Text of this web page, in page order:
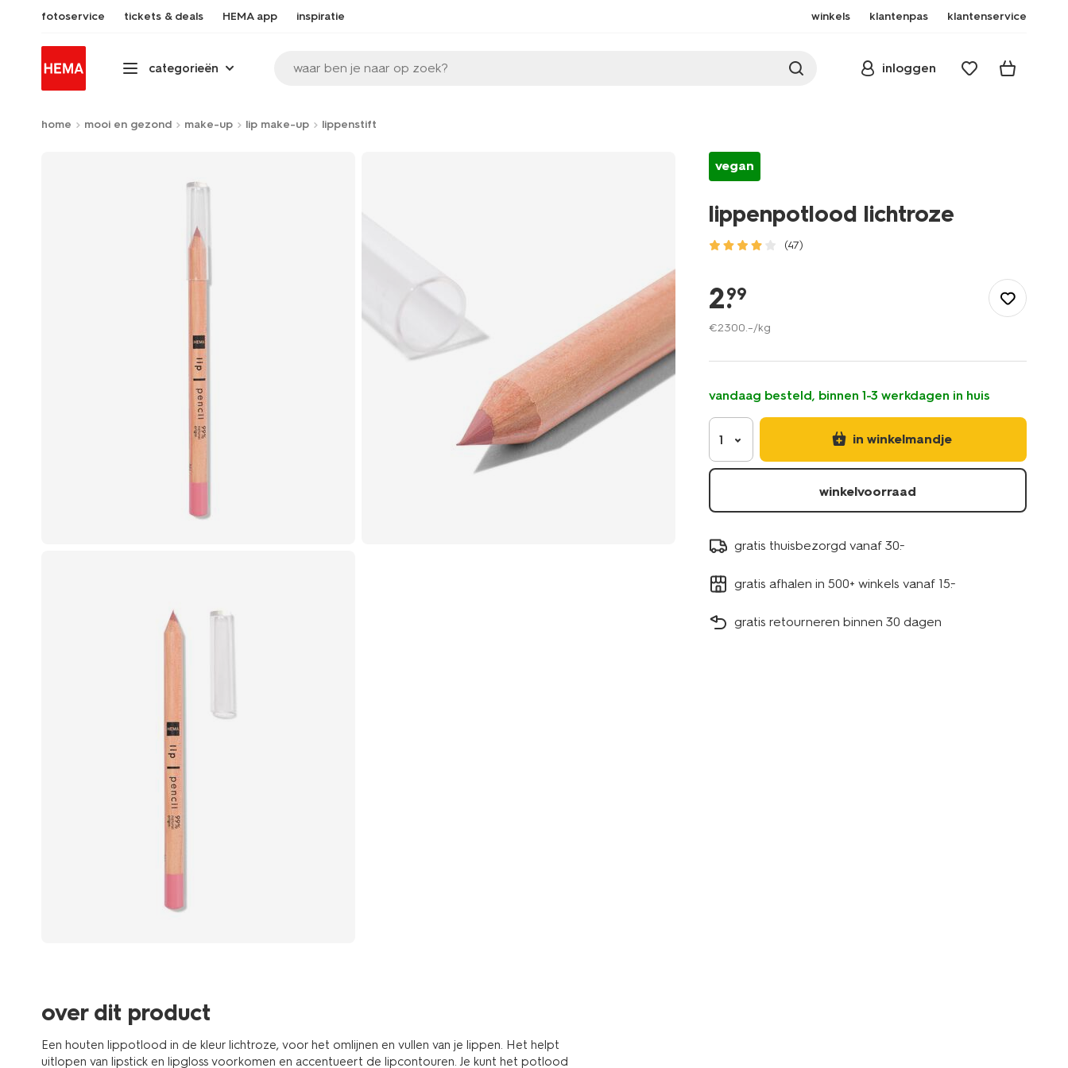
fotoservice tickets & deals HEMA app inspiratie winkels klantenpas klantenservice
categorieën waar ben je naar op zoek? inloggen
home mooi en gezond make-up lip make-up lippenstift
over dit product
Een houten lippotlood in de kleur lichtroze, voor het omlijnen en vullen van je lippen. Het helpt
uitlopen van lipstick en lipgloss voorkomen en accentueert de lipcontouren. Je kunt het potlood
vegan
lippenpotlood lichtroze
(47)
up/lip/lippenstift/lippenpotlood-
11230167.html
2.
99
€2300.–/kg
vandaag besteld, binnen 1-3 werkdagen in huis
1 in winkelmandje
winkelvoorraad
gratis thuisbezorgd vanaf 30.-
gratis afhalen in 500+ winkels vanaf 15.-
gratis retourneren binnen 30 dagen